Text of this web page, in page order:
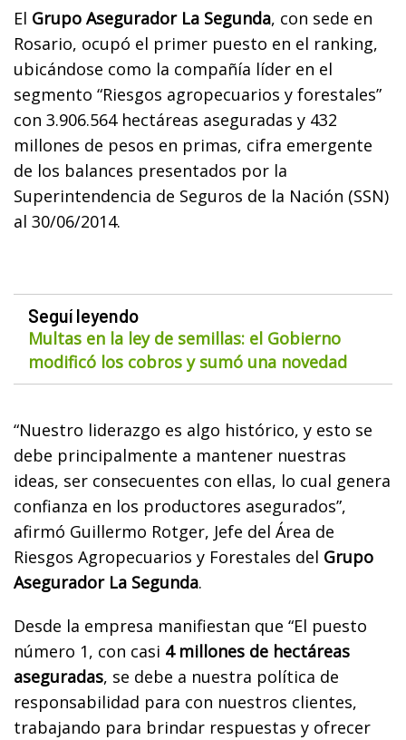
El Grupo Asegurador La Segunda, con sede en
Rosario, ocupó el primer puesto en el ranking,
ubicándose como la compañía líder en el
segmento “Riesgos agropecuarios y forestales”
con 3.906.564 hectáreas aseguradas y 432
millones de pesos en primas, cifra emergente
de los balances presentados por la
Superintendencia de Seguros de la Nación (SSN)
al 30/06/2014.
Seguí leyendo
Multas en la ley de semillas: el Gobierno
modificó los cobros y sumó una novedad
“Nuestro liderazgo es algo histórico, y esto se
debe principalmente a mantener nuestras
ideas, ser consecuentes con ellas, lo cual genera
confianza en los productores asegurados”,
afirmó Guillermo Rotger, Jefe del Área de
Riesgos Agropecuarios y Forestales del Grupo
Asegurador La Segunda.
Desde la empresa manifiestan que “El puesto
número 1, con casi 4 millones de hectáreas
aseguradas, se debe a nuestra política de
responsabilidad para con nuestros clientes,
trabajando para brindar respuestas y ofrecer